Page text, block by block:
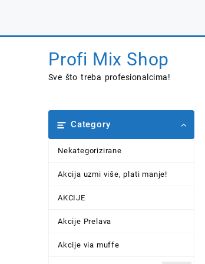
Profi Mix Shop
Sve što treba profesionalcima!
Category
Nekategorizirane
Akcija uzmi više, plati manje!
AKCIJE
Akcije Prelava
Akcije via muffe